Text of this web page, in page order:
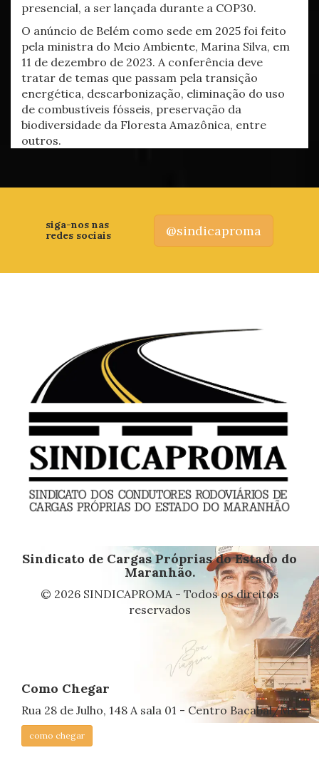
presencial, a ser lançada durante a COP30.
O anúncio de Belém como sede em 2025 foi feito
pela ministra do Meio Ambiente, Marina Silva, em
11 de dezembro de 2023. A conferência deve
tratar de temas que passam pela transição
energética, descarbonização, eliminação do uso
de combustíveis fósseis, preservação da
biodiversidade da Floresta Amazônica, entre
outros.
siga-nos nas
redes sociais
@sindicaproma
Sindicato de Cargas Próprias do Estado do
Maranhão.
© 2026 SINDICAPROMA - Todos os direitos
reservados
Como Chegar
Rua 28 de Julho, 148 A sala 01 - Centro Bacabal/MA
como chegar